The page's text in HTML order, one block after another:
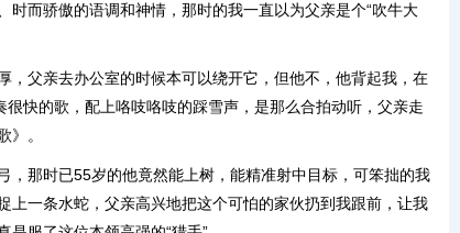
而骄傲的语调和神情，那时的我一直以为父亲是个“吹牛大
，父亲去办公室的时候本可以绕开它，但他不，他背起我，在
快的歌，配上咯吱咯吱的踩雪声，是那么合拍动听，父亲走
》。
，那时已55岁的他竟然能上树，能精准射中目标，可笨拙的我
上一条水蛇，父亲高兴地把这个可怕的家伙扔到我跟前，让我